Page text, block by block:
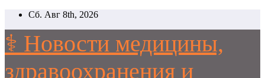
Перейти
содержимому
Сб. Авг 8th, 2026
⚕️ Новости медицины,
здравоохранения и